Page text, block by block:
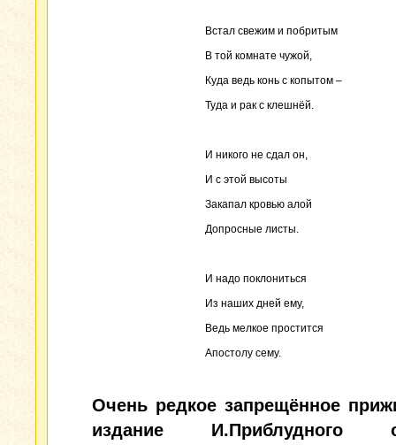
Встал свежим и побритым
В той комнате чужой,
Куда ведь конь с копытом –
Туда и рак с клешнёй.
И никого не сдал он,
И с этой высоты
Закапал кровью алой
Допросные листы.
И надо поклониться
Из наших дней ему,
Ведь мелкое простится
Апостолу сему.
Очень редкое запрещённое
издание И.Приблудного